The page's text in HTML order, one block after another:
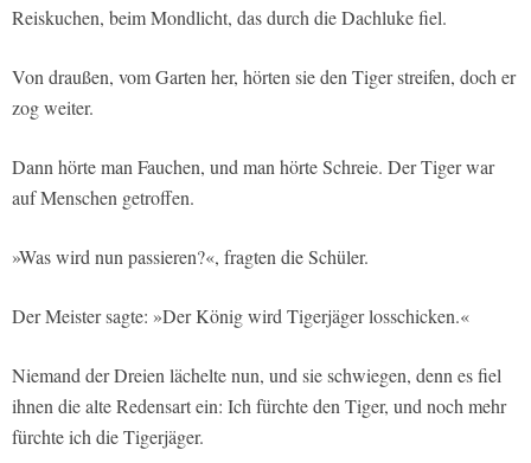
Reiskuchen, beim Mondlicht, das durch die Dachluke fiel.
Von draußen, vom Garten her, hörten sie den Tiger streifen, doch er
zog weiter.
Dann hörte man Fauchen, und man hörte Schreie. Der Tiger war
auf Menschen getroffen.
»Was wird nun passieren?«, fragten die Schüler.
Der Meister sagte: »Der König wird Tigerjäger losschicken.«
Niemand der Dreien lächelte nun, und sie schwiegen, denn es fiel
ihnen die alte Redensart ein: Ich fürchte den Tiger, und noch mehr
fürchte ich die Tigerjäger.